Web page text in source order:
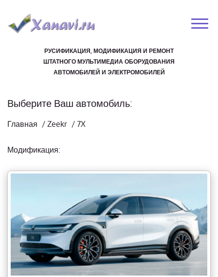
РУСИФИКАЦИЯ, МОДИФИКАЦИЯ И РЕМОНТ
ШТАТНОГО МУЛЬТИМЕДИА ОБОРУДОВАНИЯ
АВТОМОБИЛЕЙ И ЭЛЕКТРОМОБИЛЕЙ
Выберите Ваш автомобиль:
Главная / Zeekr / 7X
Модификация: